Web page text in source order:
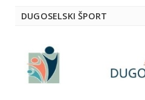
DUGOSELSKI ŠPORT